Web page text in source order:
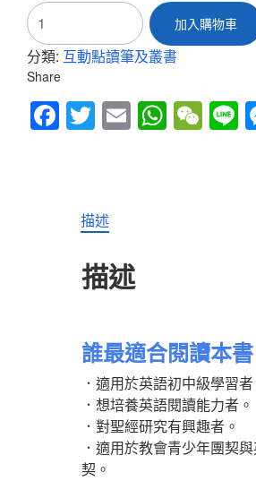
看
聖
經
學
英
語-
雅
加入購物車
分類: 互動點讀筆及叢書
Share
Fac
Twitt
Em
Wh
We
描述
描述
誰最適合閱讀本書
．適用於英語初中級學習者
．想培養英語閱讀能力者。
．對聖經研究有興趣者。
．適用於教會青少年團契
契。